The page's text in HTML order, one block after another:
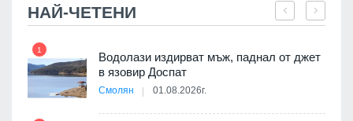
НАЙ-ЧЕТЕНИ
1
Водолази издирват мъж, паднал от джет
в язовир Доспат
Смолян 01.08.2026г.